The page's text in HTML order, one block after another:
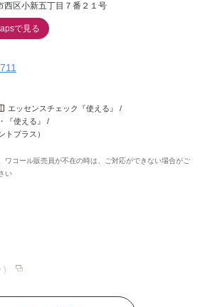
西区小新五丁目７番２１号
で見る
エッセンスチェック『使える』
『使える』
トプラス）
ワコール販売員が不在の時は、ご対応ができない場合がご
い